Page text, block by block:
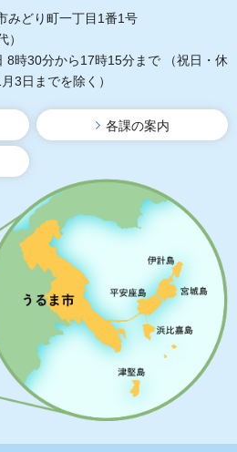
どり町一丁目1番1号
8時30分から17時15分まで
（祝日・休
3日までを除く）
各課の案内